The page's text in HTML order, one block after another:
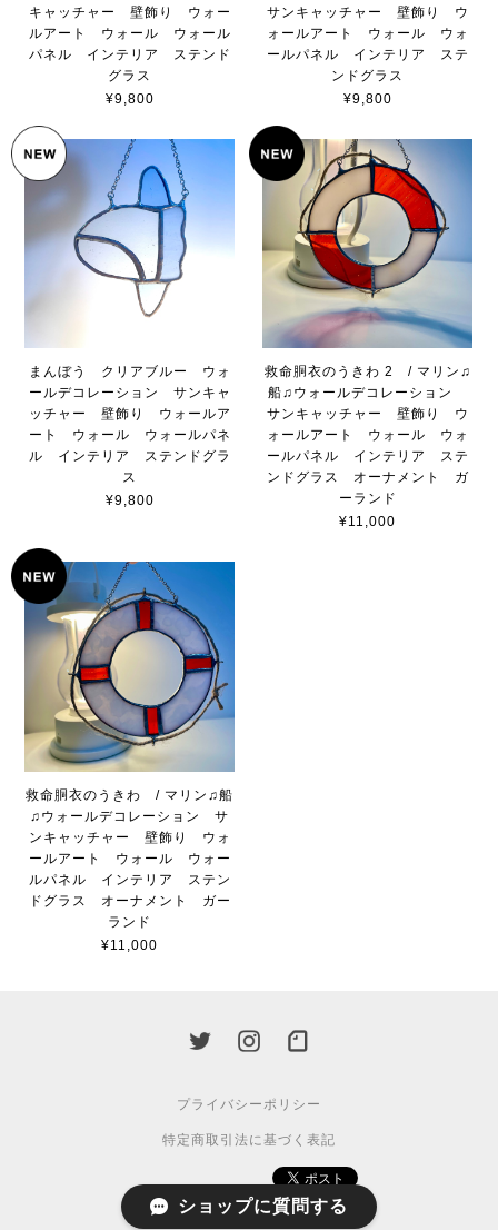
キャッチャー 壁飾り ウォー
ルアート ウォール ウォール
パネル インテリア ステンド
グラス
¥9,800
サンキャッチャー 壁飾り ウ
ォールアート ウォール ウォ
ールパネル インテリア ステ
ンドグラス
¥9,800
まんぼう クリアブルー ウォ
ールデコレーション サンキャ
ッチャー 壁飾り ウォールア
ート ウォール ウォールパネ
ル インテリア ステンドグラ
ス
¥9,800
救命胴衣のうきわ 2 / マリン♫
船♫ウォールデコレーション
サンキャッチャー 壁飾り ウ
ォールアート ウォール ウォ
ールパネル インテリア ステ
ンドグラス オーナメント ガ
ーランド
¥11,000
救命胴衣のうきわ / マリン♫船
♫ウォールデコレーション サ
ンキャッチャー 壁飾り ウォ
ールアート ウォール ウォー
ルパネル インテリア ステン
ドグラス オーナメント ガー
ランド
¥11,000
プライバシーポリシー
特定商取引法に基づく表記
ショップに質問する